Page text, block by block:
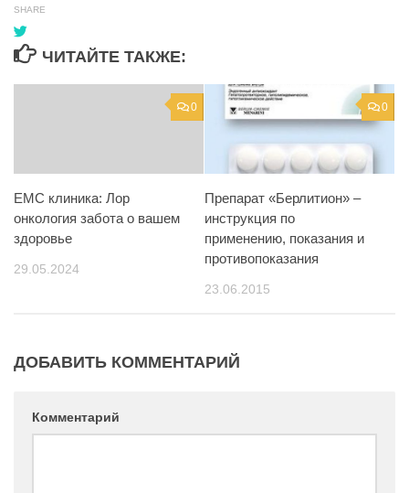
SHARE
ЧИТАЙТЕ ТАКЖЕ:
0
EMC клиника: Лор
онкология забота о вашем
здоровье
29.05.2024
0
Препарат «Берлитион» –
инструкция по
применению, показания и
противопоказания
23.06.2015
ДОБАВИТЬ КОММЕНТАРИЙ
Комментарий